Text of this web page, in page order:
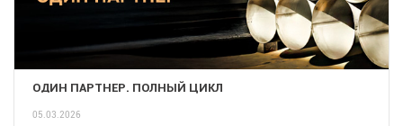
ОДИН ПАРТНЕР. ПОЛНЫЙ ЦИКЛ
05.03.2026